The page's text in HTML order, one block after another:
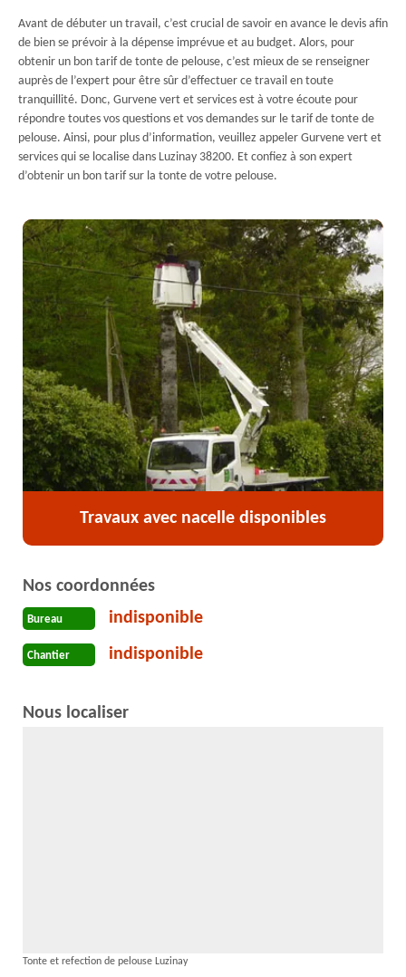
Avant de débuter un travail, c’est crucial de savoir en avance le devis afin
de bien se prévoir à la dépense imprévue et au budget. Alors, pour
obtenir un bon tarif de tonte de pelouse, c’est mieux de se renseigner
auprès de l’expert pour être sûr d’effectuer ce travail en toute
tranquillité. Donc, Gurvene vert et services est à votre écoute pour
répondre toutes vos questions et vos demandes sur le tarif de tonte de
pelouse. Ainsi, pour plus d’information, veuillez appeler Gurvene vert et
services qui se localise dans Luzinay 38200. Et confiez à son expert
d’obtenir un bon tarif sur la tonte de votre pelouse.
Travaux avec nacelle disponibles
Nos coordonnées
Bureau indisponible
Chantier indisponible
Nous localiser
Tonte et refection de pelouse Luzinay